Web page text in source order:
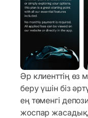
Әр клиенттің өз
беру үшін біз
ең төменгі
жоспар